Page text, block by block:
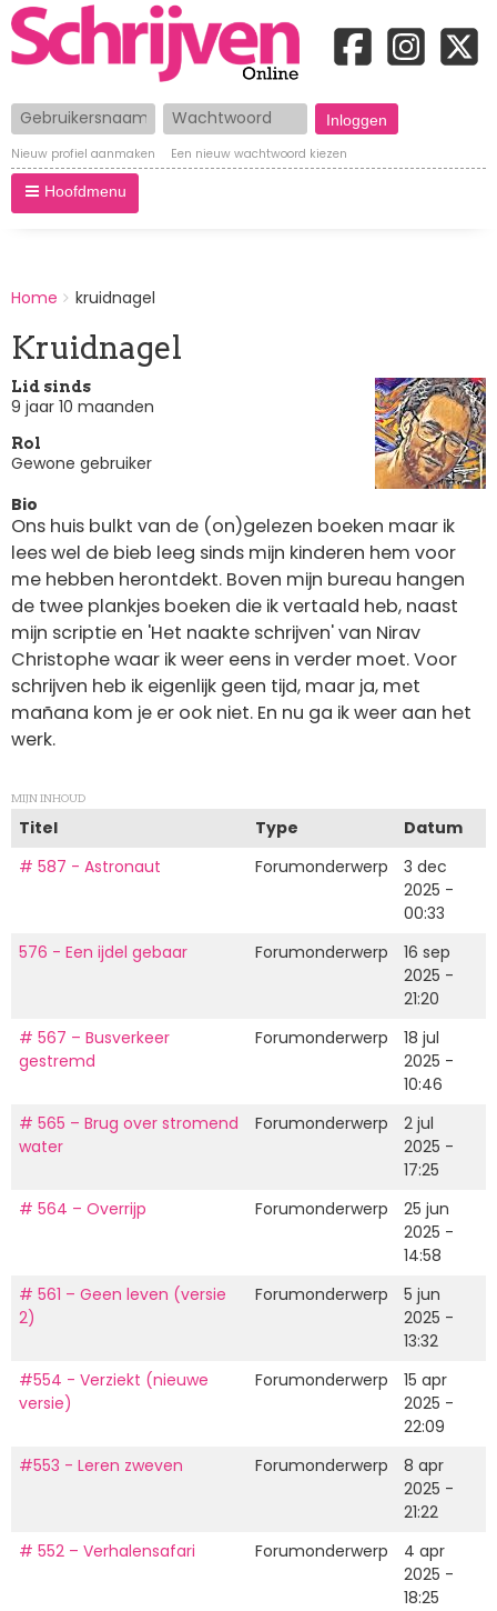
Gebruikersnaam Wachtwoord
Nieuw profiel aanmaken Een nieuw wachtwoord kiezen
Hoofdmenu
BREADCRUMBS
You
here:
Home kruidnagel
Kruidnagel
Lid sinds
9 jaar 10 maanden
Rol
Gewone gebruiker
Bio
Ons huis bulkt van de (on)gelezen boeken maar ik
lees wel de bieb leeg sinds mijn kinderen hem voor
me hebben herontdekt. Boven mijn bureau hangen
de twee plankjes boeken die ik vertaald heb, naast
mijn scriptie en 'Het naakte schrijven' van Nirav
Christophe waar ik weer eens in verder moet. Voor
schrijven heb ik eigenlijk geen tijd, maar ja, met
mañana kom je er ook niet. En nu ga ik weer aan het
werk.
MIJN INHOUD
Titel Type
Datum
# 587 - Astronaut
Forumonderwerp
3 dec
2025 -
00:33
576 - Een ijdel gebaar
Forumonderwerp
16 sep
2025 -
21:20
# 567 – Busverkeer
gestremd
Forumonderwerp
18 jul
2025 -
10:46
# 565 – Brug over stromend
water
Forumonderwerp
2 jul
2025 -
17:25
# 564 – Overrijp
Forumonderwerp
25 jun
2025 -
14:58
# 561 – Geen leven (versie
2)
Forumonderwerp
5 jun
2025 -
13:32
#554 - Verziekt (nieuwe
versie)
Forumonderwerp
15 apr
2025 -
22:09
#553 - Leren zweven
Forumonderwerp
8 apr
2025 -
21:22
# 552 – Verhalensafari
Forumonderwerp
4 apr
2025 -
18:25